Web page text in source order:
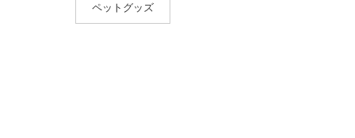
ペットグッズ